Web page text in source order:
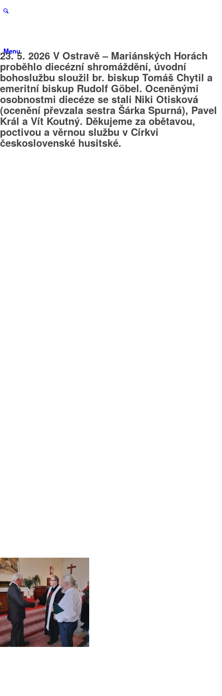
Menu
23. 5. 2026 V Ostravě – Mariánských Horách
proběhlo diecézní shromáždění, úvodní
bohoslužbu sloužil br. biskup Tomáš Chytil a
emeritní biskup Rudolf Göbel. Oceněnými
osobnostmi diecéze se stali Niki Otisková
(ocenění převzala sestra Šárka Spurná), Pavel
Král a Vít Koutný. Děkujeme za obětavou,
poctivou a věrnou službu v Církvi
československé husitské.